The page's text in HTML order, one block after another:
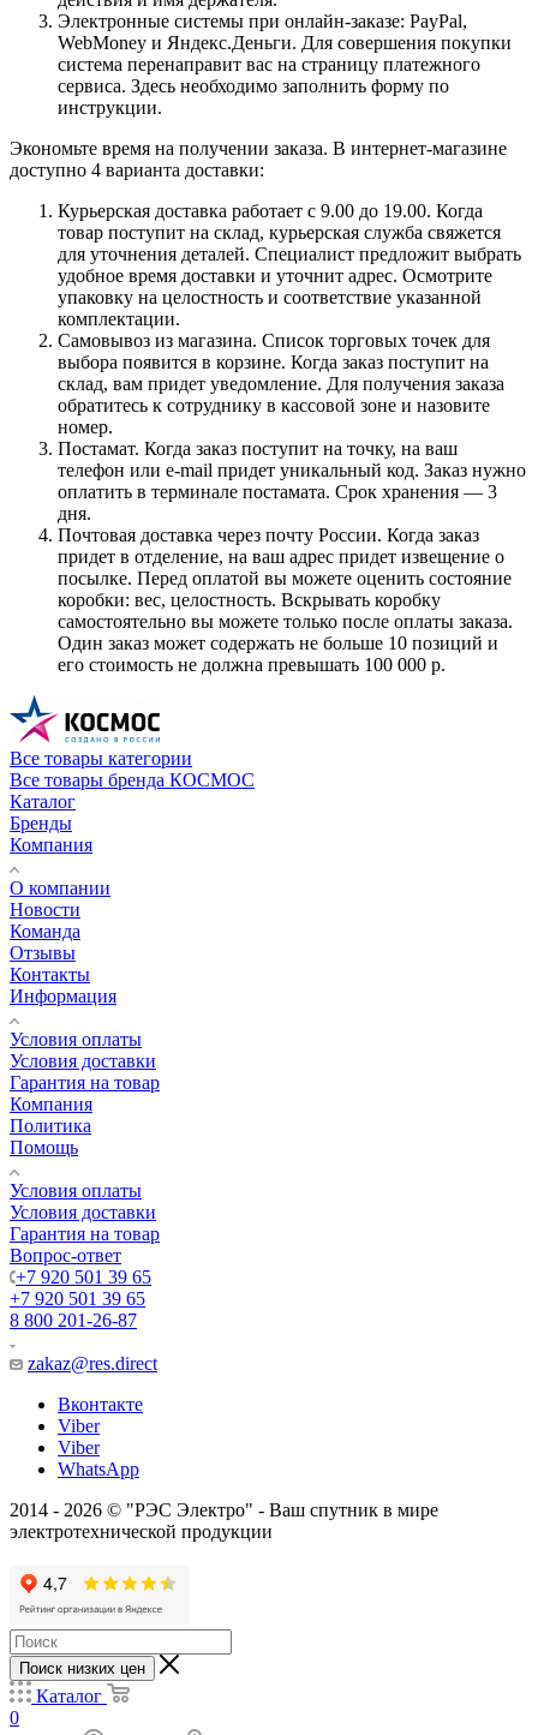
Электронные системы при онлайн-заказе: PayPal,
WebMoney и Яндекс.Деньги. Для совершения покупки
система перенаправит вас на страницу платежного
сервиса. Здесь необходимо заполнить форму по
инструкции.
Экономьте время на получении заказа. В интернет-магазине
доступно 4 варианта доставки:
Курьерская доставка работает с 9.00 до 19.00. Когда
товар поступит на склад, курьерская служба свяжется
для уточнения деталей. Специалист предложит выбрать
удобное время доставки и уточнит адрес. Осмотрите
упаковку на целостность и соответствие указанной
комплектации.
Самовывоз из магазина. Список торговых точек для
выбора появится в корзине. Когда заказ поступит на
склад, вам придет уведомление. Для получения заказа
обратитесь к сотруднику в кассовой зоне и назовите
номер.
Постамат. Когда заказ поступит на точку, на ваш
телефон или e-mail придет уникальный код. Заказ нужно
оплатить в терминале постамата. Срок хранения — 3
дня.
Почтовая доставка через почту России. Когда заказ
придет в отделение, на ваш адрес придет извещение о
посылке. Перед оплатой вы можете оценить состояние
коробки: вес, целостность. Вскрывать коробку
самостоятельно вы можете только после оплаты заказа.
Один заказ может содержать не больше 10 позиций и
его стоимость не должна превышать 100 000 р.
Все товары категории
Все товары бренда КОСМОС
Каталог
Бренды
Компания
О компании
Новости
Команда
Отзывы
Контакты
Информация
Условия оплаты
Условия доставки
Гарантия на товар
Компания
Политика
Помощь
Условия оплаты
Условия доставки
Гарантия на товар
Вопрос-ответ
+7 920 501 39 65
+7 920 501 39 65
8 800 201-26-87
zakaz@res.direct
Вконтакте
Viber
Viber
WhatsApp
2014 - 2026 © "РЭС Электро" - Ваш спутник в мире
электротехнической продукции
Поиск низких цен
Каталог
0